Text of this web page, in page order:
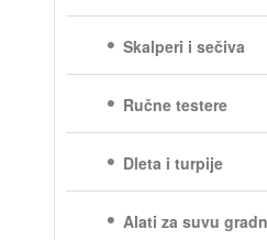
Skalperi i sečiva
Ručne testere
Dleta i turpije
Alati za suvu